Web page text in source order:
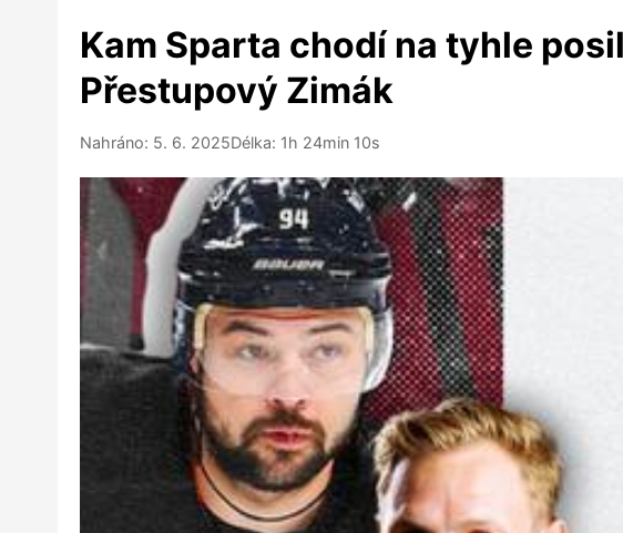
Kam Sparta chodí na tyhle
Přestupový Zimák
Nahráno: 5. 6. 2025Délka: 1h 24min 10s